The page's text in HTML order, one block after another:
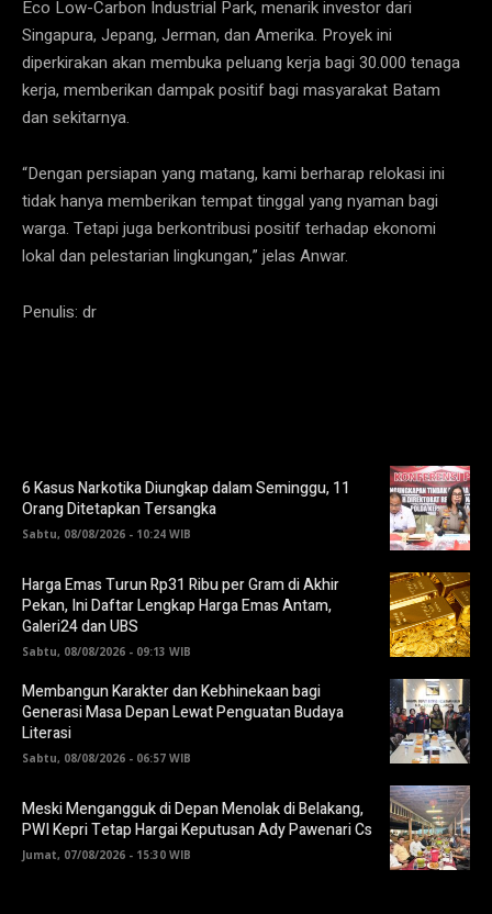
Eco Low-Carbon Industrial Park, menarik investor dari
Singapura, Jepang, Jerman, dan Amerika. Proyek ini
diperkirakan akan membuka peluang kerja bagi 30.000 tenaga
kerja, memberikan dampak positif bagi masyarakat Batam
dan sekitarnya.
“Dengan persiapan yang matang, kami berharap relokasi ini
tidak hanya memberikan tempat tinggal yang nyaman bagi
warga. Tetapi juga berkontribusi positif terhadap ekonomi
lokal dan pelestarian lingkungan,” jelas Anwar.
Penulis: dr
6 Kasus Narkotika Diungkap dalam Seminggu, 11
Orang Ditetapkan Tersangka
Sabtu, 08/08/2026 - 10:24 WIB
Harga Emas Turun Rp31 Ribu per Gram di Akhir
Pekan, Ini Daftar Lengkap Harga Emas Antam,
Galeri24 dan UBS
Sabtu, 08/08/2026 - 09:13 WIB
Membangun Karakter dan Kebhinekaan bagi
Generasi Masa Depan Lewat Penguatan Budaya
Literasi
Sabtu, 08/08/2026 - 06:57 WIB
Meski Mengangguk di Depan Menolak di Belakang,
PWI Kepri Tetap Hargai Keputusan Ady Pawenari Cs
Jumat, 07/08/2026 - 15:30 WIB